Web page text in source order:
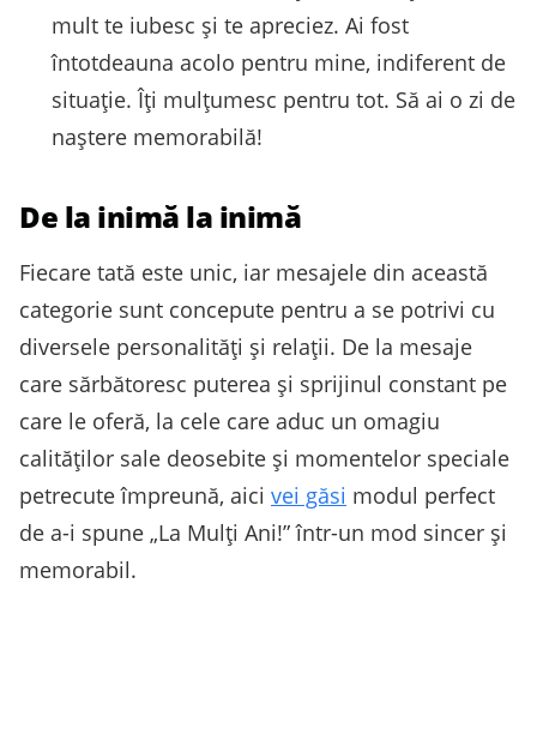
mult te iubesc și te apreciez. Ai fost
întotdeauna acolo pentru mine, indiferent de
situație. Îți mulțumesc pentru tot. Să ai o zi de
naștere memorabilă!
De la inimă la inimă
Fiecare tată este unic, iar mesajele din această
categorie sunt concepute pentru a se potrivi cu
diversele personalități și relații. De la mesaje
care sărbătoresc puterea și sprijinul constant pe
care le oferă, la cele care aduc un omagiu
calităților sale deosebite și momentelor speciale
petrecute împreună, aici vei găsi modul perfect
de a-i spune „La Mulți Ani!” într-un mod sincer și
memorabil.